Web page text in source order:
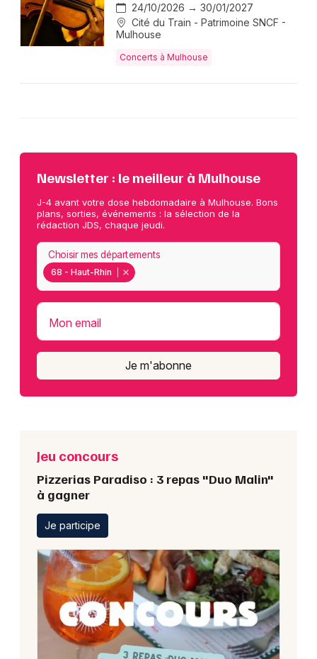
24/10/2026 → 30/01/2027
Cité du Train - Patrimoine SNCF -
Mulhouse
Concerts à Mulhouse
Newsletter : le meilleur à Mulhouse
J-4 avant votre dose hebdomadaire à Mulhouse. Bons
plans, sorties, événements : la sélection de la
rédaction JDS, chaque jeudi.
68 - Haut-Rhin
Choisir mes départements
Mon email
Je m'abonne
Jeu concours
Pizzerias Paradiso : 3 repas "Duo Malin"
à gagner
Je participe